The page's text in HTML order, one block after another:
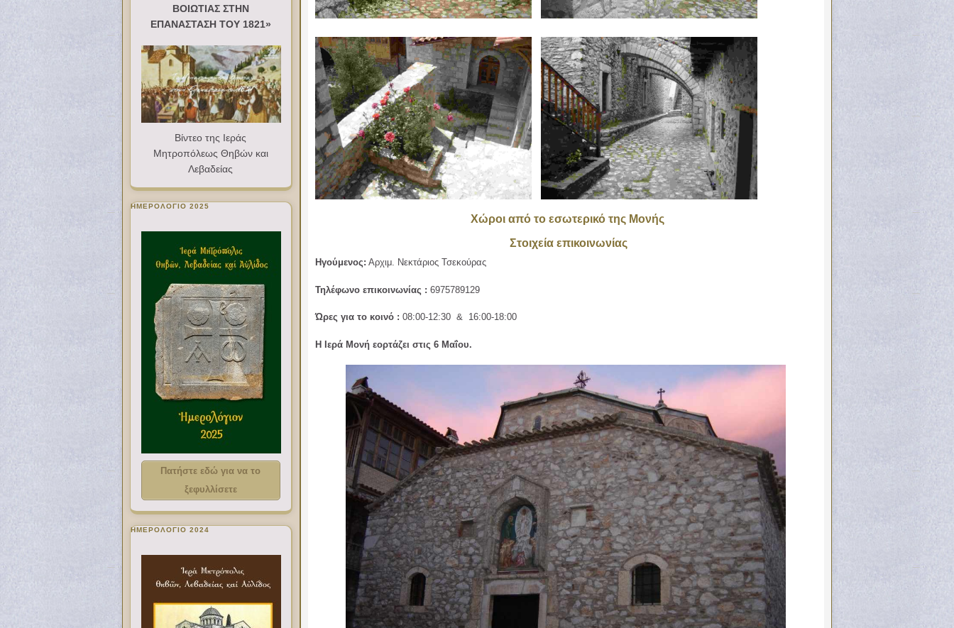
Χώροι από το εσωτερικό της Μονής
Στοιχεία επικοινωνίας
Ηγούμενος: Αρχιμ. Νεκτάριος Τσεκούρας
Τηλέφωνο επικοινωνίας : 6975789129
Ώρες για το κοινό : 08:00-12:30 & 16:00-18:00
Η Ιερά Μονή εορτάζει στις 6 Μαΐου.
ΒΟΙΩΤΙΑΣ ΣΤΗΝ
ΕΠΑΝΑΣΤΑΣΗ ΤΟΥ 1821»
Βίντεο της Ιεράς
Μητροπόλεως Θηβών και
Λεβαδείας
ΗΜΕΡΟΛΟΓΙΟ 2025
Πατήστε εδώ για να το
ξεφυλλίσετε
ΗΜΕΡΟΛΟΓΙΟ 2024